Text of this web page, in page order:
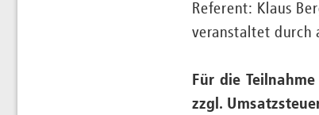
Referent: Klaus
veranstaltet durch
Für die
zzgl.